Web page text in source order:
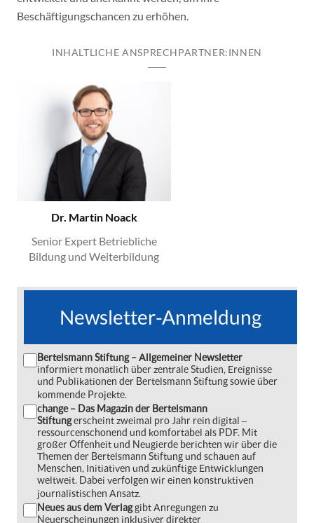
Beschäftigungschancen zu erhöhen.
INHALTLICHE ANSPRECHPARTNER:INNEN
Dr. Martin Noack
Senior Expert Betriebliche
Bildung und Weiterbildung
Newsletter-Anmeldung
Bertelsmann Stiftung – Allgemeiner Newsletter
informiert monatlich über zentrale Studien, Ereignisse
und Publikationen der Bertelsmann Stiftung sowie über
kommende Projekte.
change – Das Magazin der Bertelsmann
Stiftungerscheint zweimal pro Jahr rein digital ‒
ressourcenschonend und komfortabel als PDF. Mit
großer Offenheit und Neugierde berichten wir über die
Themen der Bertelsmann Stiftung und schauen auf
Menschen, Initiativen und zukünftige Entwicklungen
weltweit. Dabei verfolgen wir einen konstruktiven
journalistischen Ansatz.
Neues aus dem Verlaggibt Anregungen zu
Neuerscheinungen inklusiver direkter